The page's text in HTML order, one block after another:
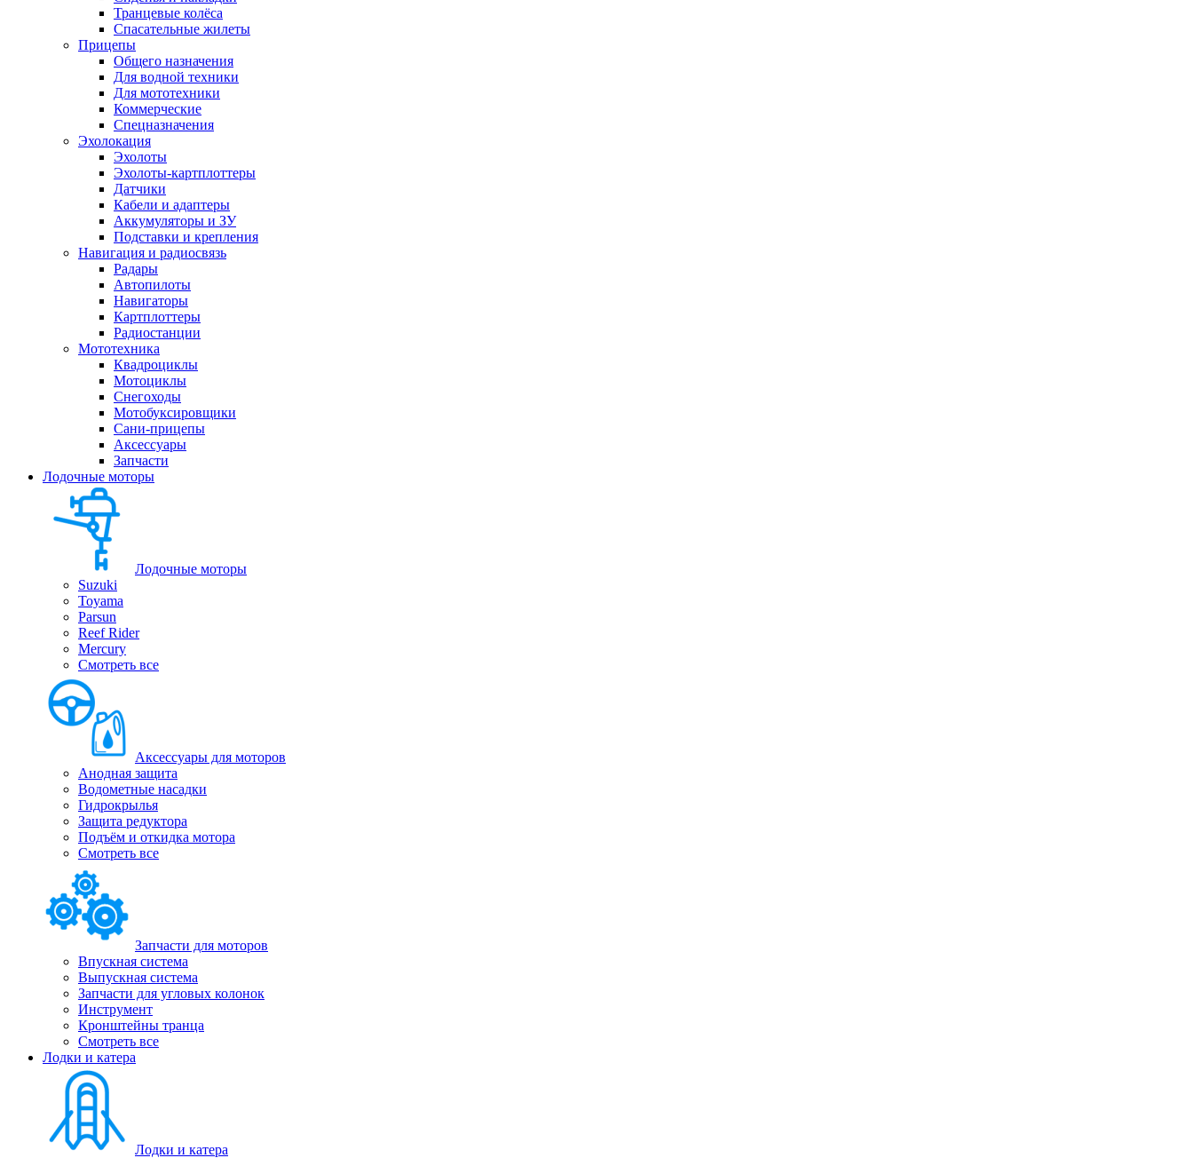
Транцевые колёса
Спасательные жилеты
Прицепы
Общего назначения
Для водной техники
Для мототехники
Коммерческие
Спецназначения
Эхолокация
Эхолоты
Эхолоты-картплоттеры
Датчики
Кабели и адаптеры
Аккумуляторы и ЗУ
Подставки и крепления
Навигация и радиосвязь
Радары
Автопилоты
Навигаторы
Картплоттеры
Радиостанции
Мототехника
Квадроциклы
Мотоциклы
Снегоходы
Мотобуксировщики
Сани-прицепы
Аксессуары
Запчасти
Лодочные моторы
Лодочные моторы
Suzuki
Toyama
Parsun
Reef Rider
Mercury
Смотреть все
Аксессуары для моторов
Анодная защита
Водометные насадки
Гидрокрылья
Защита редуктора
Подъём и откидка мотора
Смотреть все
Запчасти для моторов
Впускная система
Выпускная система
Запчасти для угловых колонок
Инструмент
Кронштейны транца
Смотреть все
Лодки и катера
Лодки и катера